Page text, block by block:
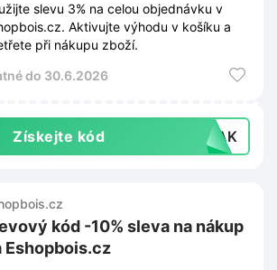
slevu 3% na celou objednávku v
Aktivujte výhodu v košíku a
při nákupu zboží.
do 30.6.2026
Získejte kód SAK
kód -10% sleva na nákup
Eshopbois.cz